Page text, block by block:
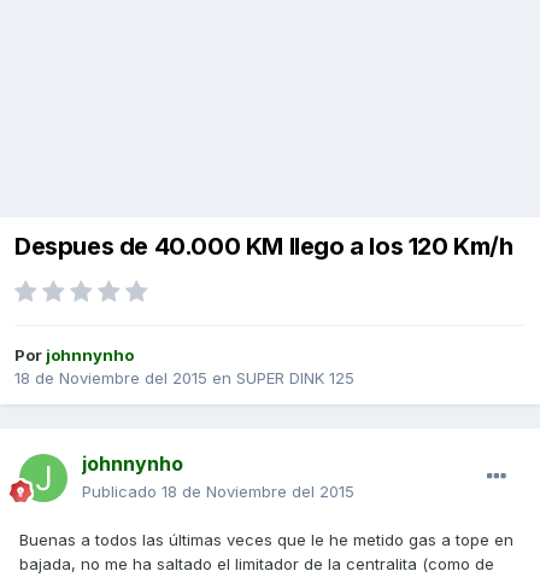
Despues de 40.000 KM llego a los 120 Km/h
Por johnnynho
18 de Noviembre del 2015 en SUPER DINK 125
johnnynho
Publicado 18 de Noviembre del 2015
Buenas a todos las últimas veces que le he metido gas a tope en
bajada, no me ha saltado el limitador de la centralita (como de